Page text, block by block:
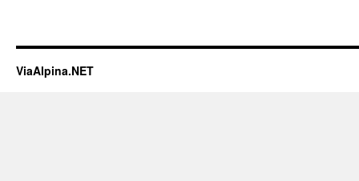
ViaAlpina.NET